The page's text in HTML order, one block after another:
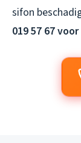
sifon
019 57 67